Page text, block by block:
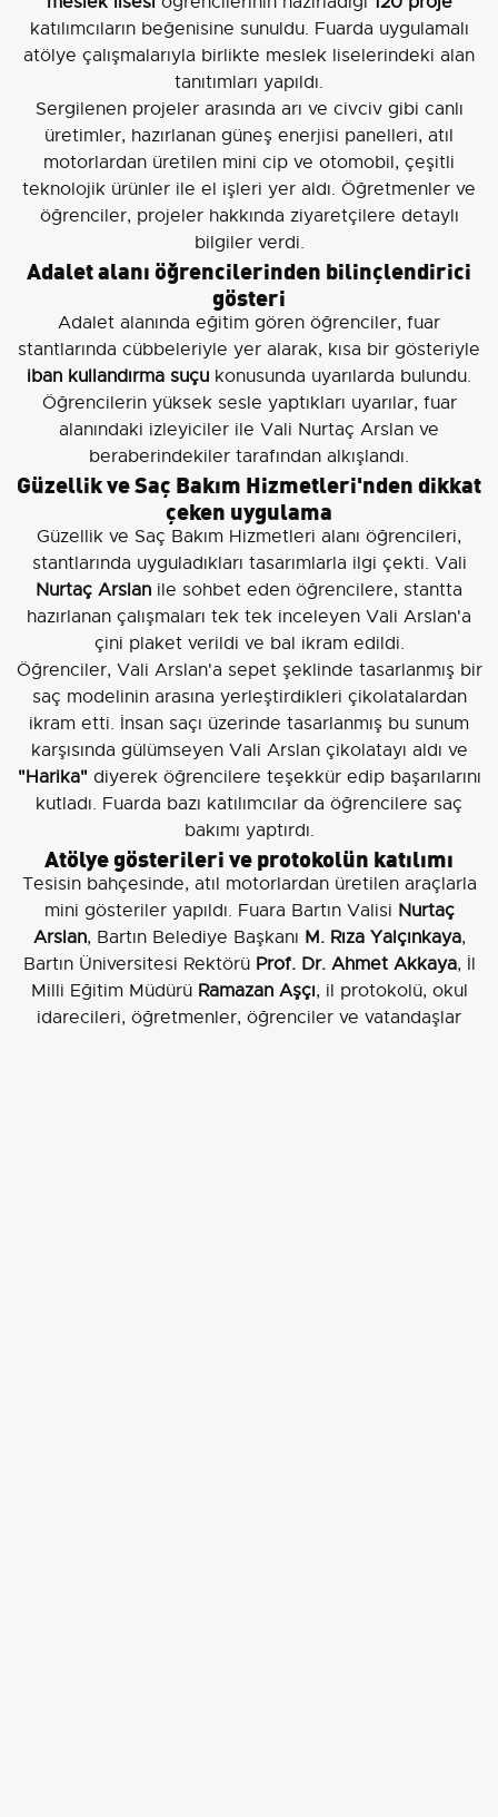
katılımcıların beğenisine sunuldu. Fuarda uygulamalı
atölye çalışmalarıyla birlikte meslek liselerindeki alan
tanıtımları yapıldı.
Sergilenen projeler arasında arı ve civciv gibi canlı
üretimler, hazırlanan güneş enerjisi panelleri, atıl
motorlardan üretilen mini cip ve otomobil, çeşitli
teknolojik ürünler ile el işleri yer aldı. Öğretmenler ve
öğrenciler, projeler hakkında ziyaretçilere detaylı
bilgiler verdi.
Adalet alanı öğrencilerinden bilinçlendirici
gösteri
Adalet alanında eğitim gören öğrenciler, fuar
stantlarında cübbeleriyle yer alarak, kısa bir gösteriyle
iban kullandırma suçu konusunda uyarılarda bulundu.
Öğrencilerin yüksek sesle yaptıkları uyarılar, fuar
alanındaki izleyiciler ile Vali Nurtaç Arslan ve
beraberindekiler tarafından alkışlandı.
Güzellik ve Saç Bakım Hizmetleri'nden dikkat
çeken uygulama
Güzellik ve Saç Bakım Hizmetleri alanı öğrencileri,
stantlarında uyguladıkları tasarımlarla ilgi çekti. Vali
Nurtaç Arslan ile sohbet eden öğrencilere, stantta
hazırlanan çalışmaları tek tek inceleyen Vali Arslan'a
çini plaket verildi ve bal ikram edildi.
Öğrenciler, Vali Arslan'a sepet şeklinde tasarlanmış bir
saç modelinin arasına yerleştirdikleri çikolatalardan
ikram etti. İnsan saçı üzerinde tasarlanmış bu sunum
karşısında gülümseyen Vali Arslan çikolatayı aldı ve
"Harika"diyerek öğrencilere teşekkür edip başarılarını
kutladı. Fuarda bazı katılımcılar da öğrencilere saç
bakımı yaptırdı.
Atölye gösterileri ve protokolün katılımı
Tesisin bahçesinde, atıl motorlardan üretilen araçlarla
mini gösteriler yapıldı. Fuara Bartın Valisi Nurtaç
Arslan, Bartın Belediye Başkanı M. Rıza Yalçınkaya,
Bartın Üniversitesi Rektörü Prof. Dr. Ahmet Akkaya, İl
Milli Eğitim Müdürü Ramazan Aşçı, il protokolü, okul
idarecileri, öğretmenler, öğrenciler ve vatandaşlar